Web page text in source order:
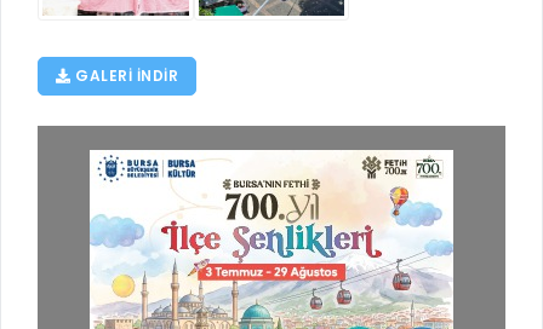
GALERI INDIR